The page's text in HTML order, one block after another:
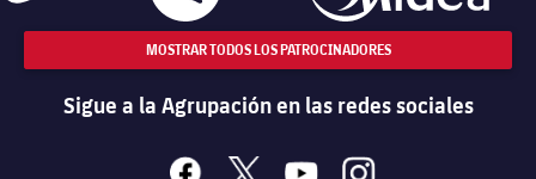
MOSTRAR TODOS LOS PATROCINADORES
Sigue a la Agrupación en las redes sociales
facebook
x youtubeinstagram